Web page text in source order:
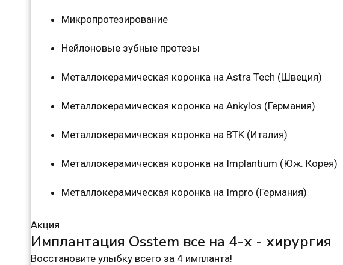
Микропротезирование
Нейлоновые зубные протезы
Металлокерамическая коронка на Astra Tech (Швеция)
Металлокерамическая коронка на Ankylos (Германия)
Металлокерамическая коронка на BTK (Италия)
Металлокерамическая коронка на Implantium (Юж. Корея)
Металлокерамическая коронка на Impro (Германия)
Акция
Имплантация Osstem все на 4-х - хирургия
Восстановите улыбку всего за 4 импланта!